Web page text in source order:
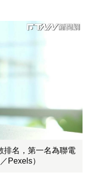
排名，第一名為聯電
Pexels）